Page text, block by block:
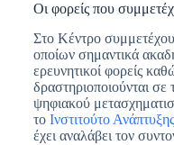
Οι φορείς που
Στο Κέντρο
οποίων σημαντικά
ερευνητικοί φορείς
δραστηριοποιούνται σε
ψηφιακού
το Ινστιτούτο
έχει αναλάβει τον